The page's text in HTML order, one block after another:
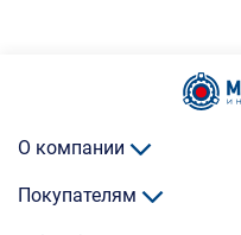
О компании
Покупателям